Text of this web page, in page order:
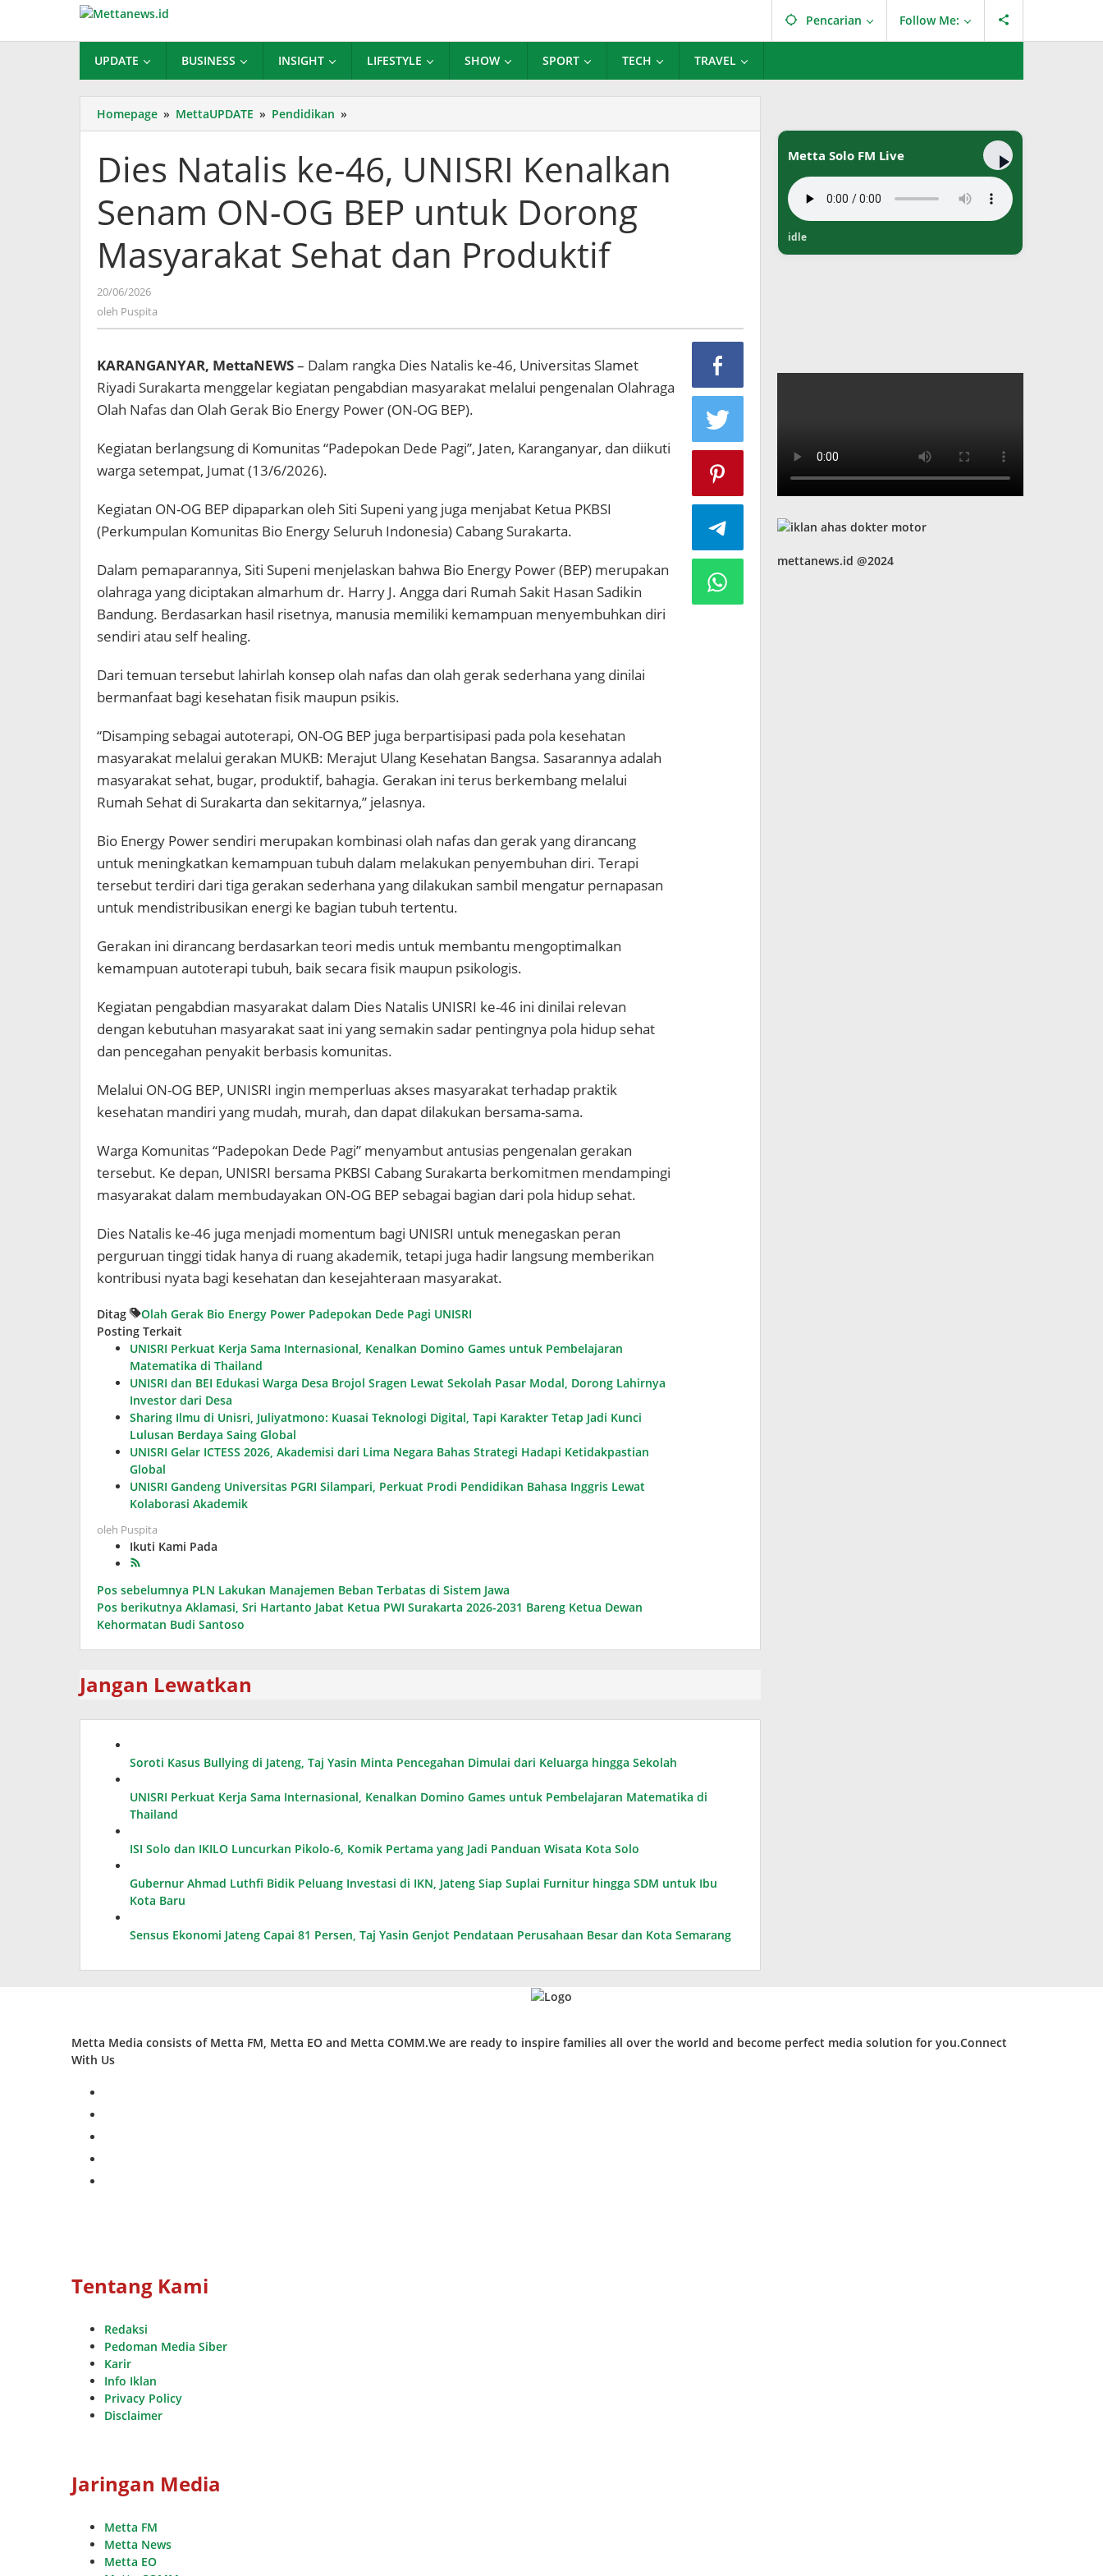
konten
Pencarian Follow Me:
UPDATE BUSINESS INSIGHT LIFESTYLE SHOW SPORT TECH TRAVEL
Homepage » MettaUPDATE » Pendidikan »
Natalis
46,
UNISRI
Kenalkan
Senam
OG
BEP
Produktif
Dies Natalis ke-46, UNISRI Kenalkan
Senam ON-OG BEP untuk Dorong
Masyarakat Sehat dan Produktif
20/06/2026
oleh Puspita
KARANGANYAR, MettaNEWS– Dalam rangka Dies Natalis ke-46, Universitas Slamet
Riyadi Surakarta⁠ menggelar kegiatan pengabdian masyarakat melalui pengenalan Olahraga
Olah Nafas dan Olah Gerak Bio Energy Power (ON-OG BEP).
Kegiatan berlangsung di Komunitas “Padepokan Dede Pagi”, Jaten, Karanganyar, dan diikuti
warga setempat, Jumat (13/6/2026).
Kegiatan ON-OG BEP dipaparkan oleh Siti Supeni yang juga menjabat Ketua PKBSI
(Perkumpulan Komunitas Bio Energy Seluruh Indonesia) Cabang Surakarta.
Dalam pemaparannya, Siti Supeni menjelaskan bahwa Bio Energy Power (BEP) merupakan
olahraga yang diciptakan almarhum dr. Harry J. Angga dari Rumah Sakit Hasan Sadikin
Bandung. Berdasarkan hasil risetnya, manusia memiliki kemampuan menyembuhkan diri
sendiri atau self healing.
Dari temuan tersebut lahirlah konsep olah nafas dan olah gerak sederhana yang dinilai
bermanfaat bagi kesehatan fisik maupun psikis.
“Disamping sebagai autoterapi, ON-OG BEP juga berpartisipasi pada pola kesehatan
masyarakat melalui gerakan MUKB: Merajut Ulang Kesehatan Bangsa. Sasarannya adalah
masyarakat sehat, bugar, produktif, bahagia. Gerakan ini terus berkembang melalui
Rumah Sehat di Surakarta dan sekitarnya,” jelasnya.
Bio Energy Power sendiri merupakan kombinasi olah nafas dan gerak yang dirancang
untuk meningkatkan kemampuan tubuh dalam melakukan penyembuhan diri. Terapi
tersebut terdiri dari tiga gerakan sederhana yang dilakukan sambil mengatur pernapasan
untuk mendistribusikan energi ke bagian tubuh tertentu.
Gerakan ini dirancang berdasarkan teori medis untuk membantu mengoptimalkan
kemampuan autoterapi tubuh, baik secara fisik maupun psikologis.
Kegiatan pengabdian masyarakat dalam Dies Natalis UNISRI ke-46 ini dinilai relevan
dengan kebutuhan masyarakat saat ini yang semakin sadar pentingnya pola hidup sehat
dan pencegahan penyakit berbasis komunitas.
Melalui ON-OG BEP, UNISRI ingin memperluas akses masyarakat terhadap praktik
kesehatan mandiri yang mudah, murah, dan dapat dilakukan bersama-sama.
Warga Komunitas “Padepokan Dede Pagi” menyambut antusias pengenalan gerakan
tersebut. Ke depan, UNISRI bersama PKBSI Cabang Surakarta berkomitmen mendampingi
masyarakat dalam membudayakan ON-OG BEP sebagai bagian dari pola hidup sehat.
Dies Natalis ke-46 juga menjadi momentum bagi UNISRI untuk menegaskan peran
perguruan tinggi tidak hanya di ruang akademik, tetapi juga hadir langsung memberikan
kontribusi nyata bagi kesehatan dan kesejahteraan masyarakat.
Ditag Olah Gerak Bio Energy Power Padepokan Dede Pagi UNISRI
Posting Terkait
UNISRI Perkuat Kerja Sama Internasional, Kenalkan Domino Games untuk Pembelajaran
Matematika di Thailand
UNISRI dan BEI Edukasi Warga Desa Brojol Sragen Lewat Sekolah Pasar Modal, Dorong Lahirnya
Investor dari Desa
Sharing Ilmu di Unisri, Juliyatmono: Kuasai Teknologi Digital, Tapi Karakter Tetap Jadi Kunci
Lulusan Berdaya Saing Global
UNISRI Gelar ICTESS 2026, Akademisi dari Lima Negara Bahas Strategi Hadapi Ketidakpastian
Global
UNISRI Gandeng Universitas PGRI Silampari, Perkuat Prodi Pendidikan Bahasa Inggris Lewat
Kolaborasi Akademik
oleh Puspita
Ikuti Kami Pada
Navigasi
pos
Pos sebelumnya PLN Lakukan Manajemen Beban Terbatas di Sistem Jawa
Pos berikutnya Aklamasi, Sri Hartanto Jabat Ketua PWI Surakarta 2026-2031 Bareng Ketua Dewan
Kehormatan Budi Santoso
Jangan Lewatkan
Soroti Kasus Bullying di Jateng, Taj Yasin Minta Pencegahan Dimulai dari Keluarga hingga Sekolah
UNISRI Perkuat Kerja Sama Internasional, Kenalkan Domino Games untuk Pembelajaran Matematika di
Thailand
ISI Solo dan IKILO Luncurkan Pikolo-6, Komik Pertama yang Jadi Panduan Wisata Kota Solo
Gubernur Ahmad Luthfi Bidik Peluang Investasi di IKN, Jateng Siap Suplai Furnitur hingga SDM untuk Ibu
Kota Baru
Sensus Ekonomi Jateng Capai 81 Persen, Taj Yasin Genjot Pendataan Perusahaan Besar dan Kota Semarang
Metta Solo FM Live
idle
mettanews.id @2024
Metta Media consists of Metta FM, Metta EO and Metta COMM.We are ready to inspire families all over the world and become perfect media solution for you.Connect
With Us
Tentang Kami
Redaksi
Pedoman Media Siber
Karir
Info Iklan
Privacy Policy
Disclaimer
Jaringan Media
Metta FM
Metta News
Metta EO